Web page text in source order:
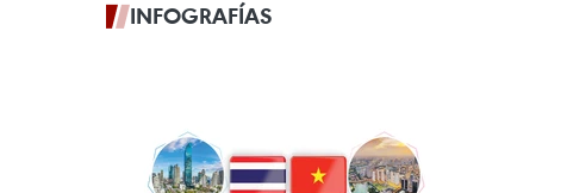
INFOGRAFÍAS